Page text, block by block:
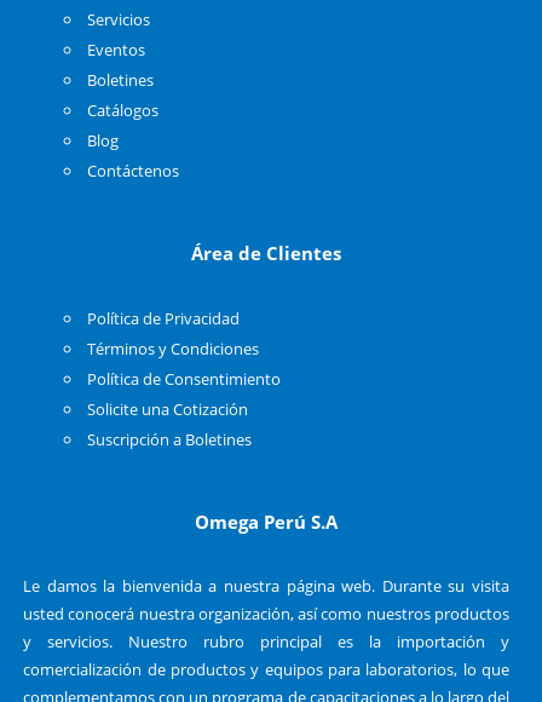
Servicios
Eventos
Boletines
Catálogos
Blog
Contáctenos
Área de Clientes
Política de Privacidad
Términos y Condiciones
Política de Consentimiento
Solicite una Cotización
Suscripción a Boletines
Omega Perú S.A
Le damos la bienvenida a nuestra página web. Durante su visita
usted conocerá nuestra organización, así como nuestros productos
y servicios. Nuestro rubro principal es la importación y
comercialización de productos y equipos para laboratorios, lo que
complementamos con un programa de capacitaciones a lo largo del